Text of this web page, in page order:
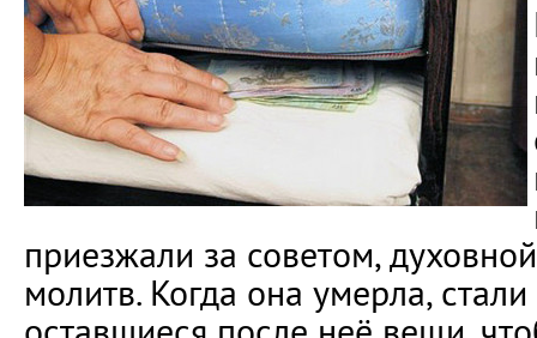
приезжали за советом,
молитв. Когда она умерла,